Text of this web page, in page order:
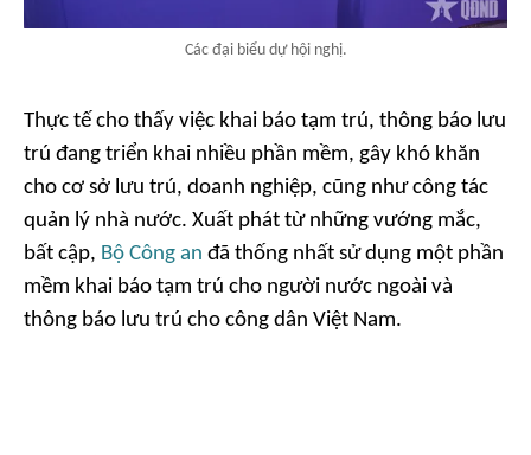
Các đại biểu dự hội nghị.
Thực tế cho thấy việc khai báo tạm trú, thông báo lưu
trú đang triển khai nhiều phần mềm, gây khó khăn
cho cơ sở lưu trú, doanh nghiệp, cũng như công tác
quản lý nhà nước. Xuất phát từ những vướng mắc,
bất cập, Bộ Công an đã thống nhất sử dụng một phần
mềm khai báo tạm trú cho người nước ngoài và
thông báo lưu trú cho công dân Việt Nam.